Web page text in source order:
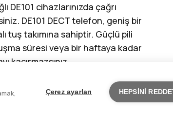
DE101 cihazlarınızda çağrı
DE101 DECT telefon, geniş bir
tuş takımına sahiptir. Güçlü pili
süresi veya bir haftaya kadar
kaçırmazsınız.
Çerez ayarları HEPSINI